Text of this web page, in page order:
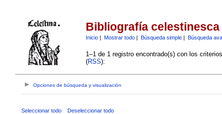
Bibliografía celestinesca
Inicio| Mostrar todo| Búsqueda simple| Búsqueda
1–1 de 1 registro encontrado(s) con los
(RSS):
Opciones de búsqueda y visualización
Seleccionar todo Deseleccionar todo